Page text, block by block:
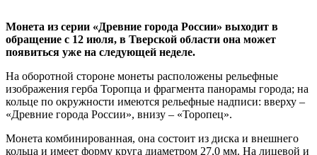
Монета из серии «Древние города России» выходит в
обращение с 12 июля, в Тверской области она может
появиться уже на следующей неделе.
На оборотной стороне монеты расположены рельефные
изображения герба Торопца и фрагмента панорамы города; на
кольце по окружности имеются рельефные надписи: вверху –
«Древние города России», внизу – «Торопец».
Монета комбинированная, она состоит из диска и внешнего
кольца и имеет форму круга диаметром 27,0 мм. На лицевой и